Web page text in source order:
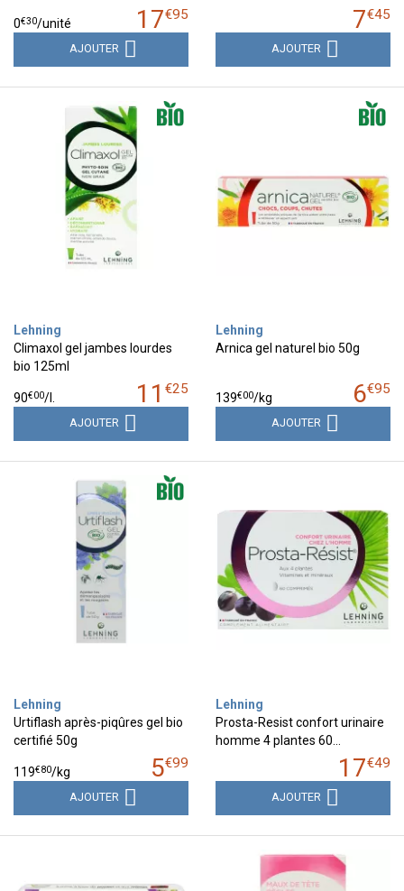
17€95
0€30/unité
AJOUTER
7€45
AJOUTER
Lehning
Climaxol gel jambes lourdes
bio 125ml
11 €25
90€00/l.
AJOUTER
Lehning
Arnica gel naturel bio 50g
6€95
139€00/kg
AJOUTER
Lehning
Urtiflash après-piqûres gel bio
certifié 50g
5€99
119€80/kg
AJOUTER
Lehning
Prosta-Resist confort urinaire
homme 4 plantes 60…
17€49
AJOUTER